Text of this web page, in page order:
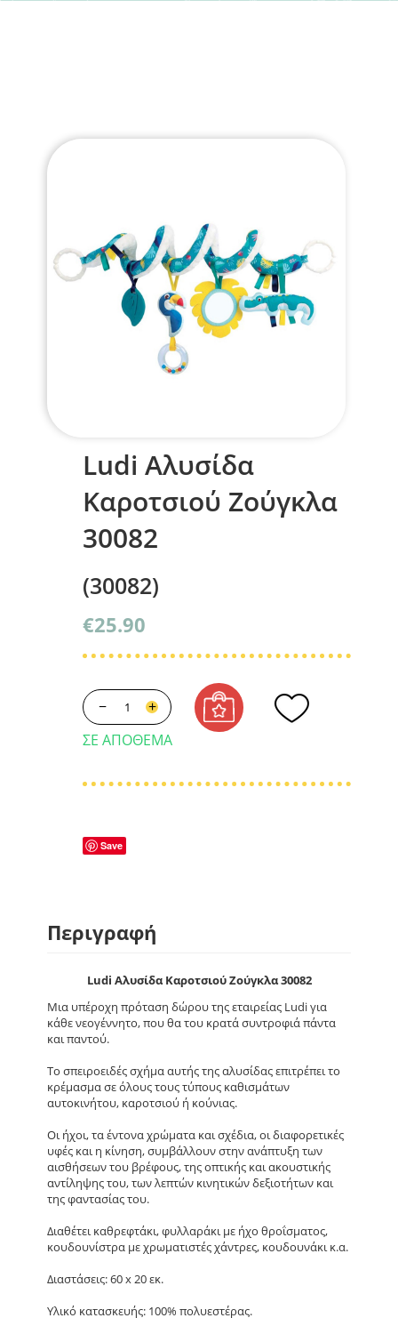
Ludi Αλυσίδα
Καροτσιού Ζούγκλα
30082
(30082)
€25.90
+
−
ΣΕ ΑΠΌΘΕΜΑ
Save
Περιγραφή
Ludi Αλυσίδα Καροτσιού Ζούγκλα 30082
Μια υπέροχη πρόταση δώρου της εταιρείας Ludi για
κάθε νεογέννητο, που θα του κρατά συντροφιά πάντα
και παντού.
Το σπειροειδές σχήμα αυτής της αλυσίδας επιτρέπει το
κρέμασμα σε όλους τους τύπους καθισμάτων
αυτοκινήτου, καροτσιού ή κούνιας.
Οι ήχοι, τα έντονα χρώματα και σχέδια, οι διαφορετικές
υφές και η κίνηση, συμβάλλουν στην ανάπτυξη των
αισθήσεων του βρέφους, της οπτικής και ακουστικής
αντίληψης του, των λεπτών κινητικών δεξιοτήτων και
της φαντασίας του.
Διαθέτει καθρεφτάκι, φυλλαράκι με ήχο θροΐσματος,
κουδουνίστρα με χρωματιστές χάντρες, κουδουνάκι κ.α.
Διαστάσεις: 60 x 20 εκ.
Υλικό κατασκευής: 100% πολυεστέρας.